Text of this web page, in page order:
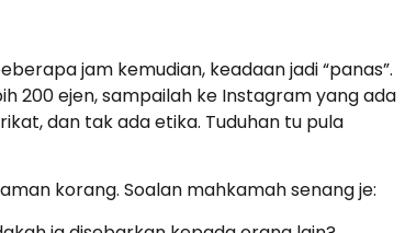
jam kemudian, keadaan jadi “panas”.
200 ejen, sampailah ke Instagram yang ada
dan tak ada etika. Tuduhan tu pula
korang. Soalan mahkamah senang je: